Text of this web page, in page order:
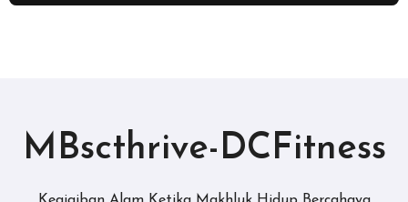
MBscthrive-DCFitness